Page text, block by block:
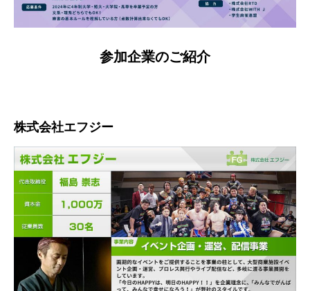
参加企業のご紹介
株式会社エフジー